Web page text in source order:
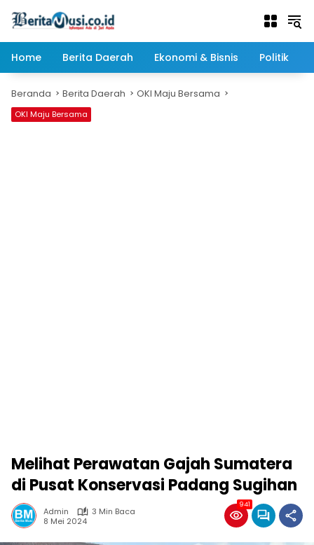
Home
Berita Daerah Ekonomi & Bisnis Politik
Beranda Berita Daerah OKI Maju Bersama
OKI Maju Bersama
Melihat Perawatan Gajah Sumatera
di Pusat Konservasi Padang Sugihan
Admin
3 Min Baca
8 Mei 2024
941